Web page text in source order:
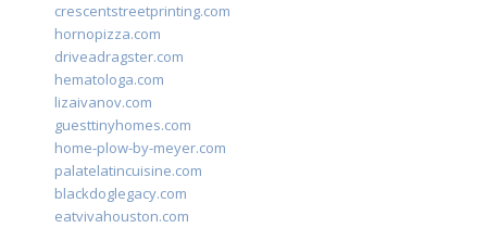
crescentstreetprinting.com
hornopizza.com
driveadragster.com
hematologa.com
lizaivanov.com
guesttinyhomes.com
home-plow-by-meyer.com
palatelatincuisine.com
blackdoglegacy.com
eatvivahouston.com